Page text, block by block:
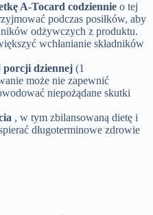
A-Tocard codziennie o tej
podczas posiłków, aby
odżywczych z produktu.
wchłanianie składników
porcji dziennej (1
może nie zapewnić
niepożądane skutki
, w tym zbilansowaną dietę i
długoterminowe zdrowie